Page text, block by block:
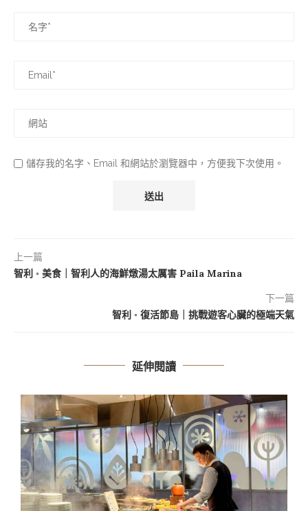
儲存我的名字、Email 和網站於瀏覽器中，方便我下次使用。
上一篇
智利 ◦ 美食｜智利人的海鮮燉湯太厲害 Paila Marina
下一篇
智利 ◦ 復活節島｜挑戰遊客心臟的極端天氣
延伸閱讀